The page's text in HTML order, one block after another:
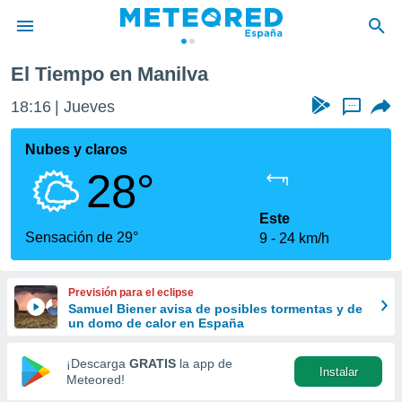
de
por
que se
calidad.
a este
las
y
forma
digital
basada
El Tiempo en Manilva
18:16 Jueves ...
Nubes y claros
28°
Sensación de 29°
Este
9
24 km/h
Previsión para el eclipse
Samuel Biener avisa de posibles tormentas y de
un domo de calor en España
¡Descarga GRATIS la app de
Meteored!
Instalar